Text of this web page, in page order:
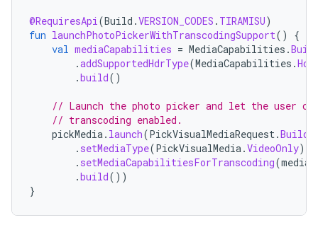
@RequiresApi(Build .VERSION_CODES . TIRAMISU)
fun launchPhotoPickerWithTranscodingSupport()
{
val mediaCapabilities = MediaCapabilities .
.addSupportedHdrType(MediaCapabilities .
.build()
// Launch the photo picker and let the user
// transcoding enabled.
pickMedia. launch(PickVisualMediaRequest.
. setMediaType(PickVisualMedia.VideoOnly)
. setMediaCapabilitiesForTranscoding(
.build())
}